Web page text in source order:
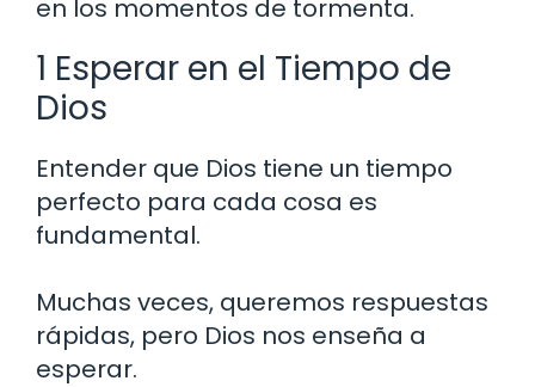
en los momentos de tormenta.
1 Esperar en el Tiempo de
Dios
Entender que Dios tiene un tiempo
perfecto para cada cosa es
fundamental.
Muchas veces, queremos respuestas
rápidas, pero Dios nos enseña a
esperar.